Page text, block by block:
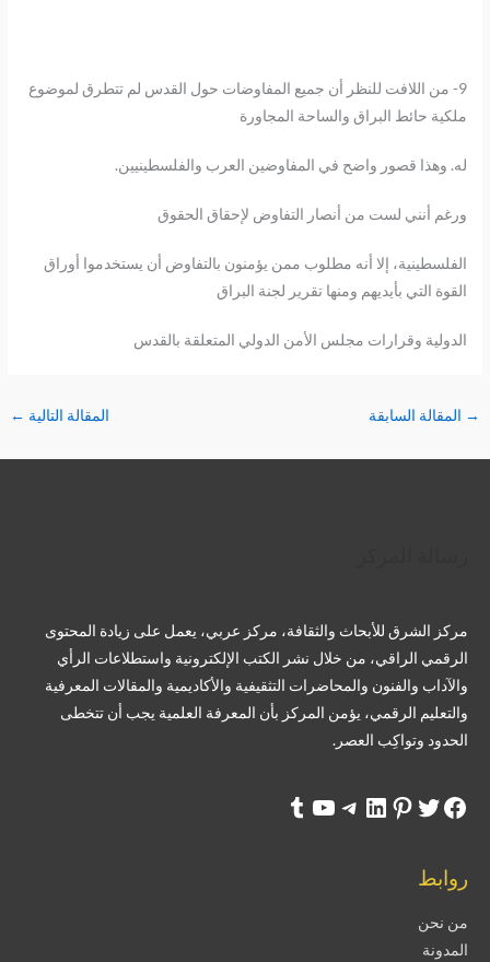
9- من اللافت للنظر أن جميع المفاوضات حول القدس لم تتطرق لموضوع
ملكية حائط البراق والساحة المجاورة
له. وهذا قصور واضح في المفاوضين العرب والفلسطينيين.
ورغم أنني لست من أنصار التفاوض لإحقاق الحقوق
الفلسطينية، إلا أنه مطلوب ممن يؤمنون بالتفاوض أن يستخدموا أوراق
القوة التي بأيديهم ومنها تقرير لجنة البراق
الدولية وقرارات مجلس الأمن الدولي المتعلقة بالقدس
→ المقالة السابقة المقالة التالية ←
مركز الشرق للأبحاث والثقافة، مركز عربي، يعمل على زيادة المحتوى
الرقمي الراقي، من خلال نشر الكتب الإلكترونية واستطلاعات الرأي
والآداب والفنون والمحاضرات التثقيفية والأكاديمية والمقالات المعرفية
والتعليم الرقمي، يؤمن المركز بأن المعرفة العلمية يجب أن تتخطى
الحدود وتواكِب العصر.
روابط
من نحن
المدونة